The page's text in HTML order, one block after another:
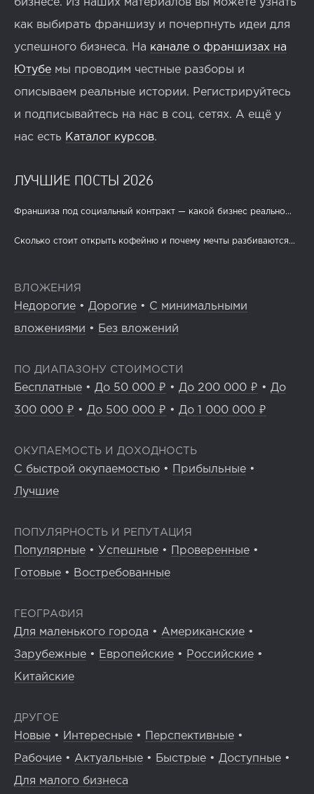
бизнесе. Из наших материалов вы можете узнать
как выбирать франшизу и почерпнуть идеи для
успешного бизнеса. На канале о франшизах на
Ютубе мы проводим честные разборы и
описываем реальные истории. Регистрируйтесь
и подписывайтесь на нас в соц. сетях. А ещё у
нас есть Каталог курсов.
ЛУЧШИЕ ПОСТЫ 2026
Франшиза под социальный контракт — какой бизнес реально...
Сколько стоит открыть кофейню и почему мечты разбиваются...
ВЛОЖЕНИЯ
Недорогие • Дорогие • С минимальными
вложениями • Без вложений
ПО ДИАПАЗОНУ СТОИМОСТИ
Бесплатные • До 50 000 ₽ • До 200 000 ₽ • До
300 000 ₽ • До 500 000 ₽ • До 1 000 000 ₽
ОКУПАЕМОСТЬ И ДОХОДНОСТЬ
С быстрой окупаемостью • Прибыльные •
Лучшие
ПОПУЛЯРНОСТЬ И РЕПУТАЦИЯ
Популярные • Успешные • Проверенные •
Готовые • Востребованные
ГЕОГРАФИЯ
Для маленького города • Американские •
Зарубежные • Европейские • Российские •
Китайские
ДРУГОЕ
Новые • Интересные • Перспективные •
Рабочие • Актуальные • Быстрые • Доступные •
Для малого бизнеса